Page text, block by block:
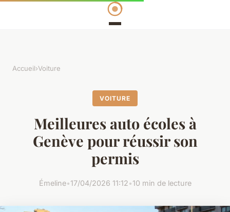
Accueil›Voiture
VOITURE
Meilleures auto écoles à
Genève pour réussir son
permis
Émeline•17/04/2026 11:12•10 min de lecture